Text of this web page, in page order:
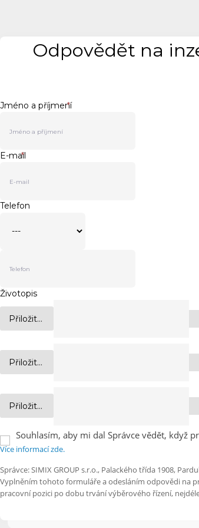
Odpovědět na
Jméno a příjmení
*
E-mail
*
Telefon
Životopis
Přiložit...
Přiložit...
Přiložit...
Souhlasím, aby mi dal Správce vědět, když
Více informací zde.
Správce: SIMIX GROUP s.r.o., Palackého třída 1908,
Vyplněním tohoto formuláře a odesláním odpovědi na
pracovní pozici po dobu trvání výběrového řízení,